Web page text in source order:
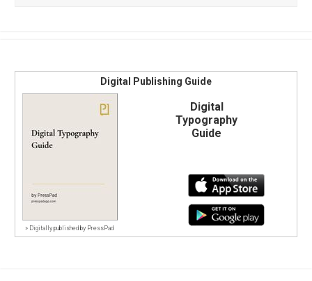
Digital Publishing Guide
» Digitally published by PressPad
Digital
Typography
Guide